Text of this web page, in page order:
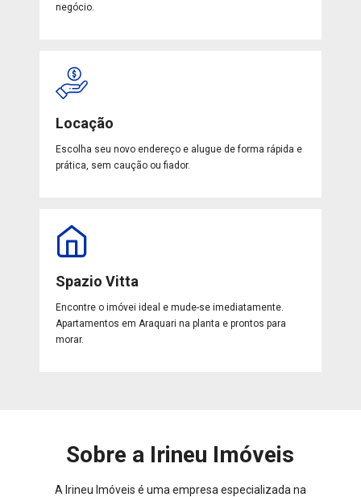
negócio.
Locação
Escolha seu novo endereço e alugue de forma rápida e
prática, sem caução ou fiador.
Spazio Vitta
Encontre o imóvei ideal e mude-se imediatamente.
Apartamentos em Araquari na planta e prontos para
morar.
Sobre a Irineu Imóveis
A Irineu Imóveis é uma empresa especializada na